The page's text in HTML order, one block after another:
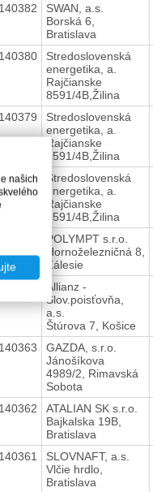
SWAN, a.s.
Borská 6,
Bratislava
Stredoslovenská
energetika, a.
Rajčianske
8591/4B,Žilina
Stredoslovenská
energetika, a.
Rajčianske
8591/4B,Žilina
Stredoslovenská
energetika, a.
Rajčianske
8591/4B,Žilina
POLYMPT s.r.o.
Hornoželezničná 8,
Zálesie
Allianz -
Slov.poisťovňa,
a.s.
Štúrova 7, Košice
GAZDA, s.r.o.
Jánošíkova
4989/2, Rimavská
Sobota
ATALIAN SK s.r.o.
Bajkalska 19B,
Bratislava
SLOVNAFT, a.s.
Vlčie hrdlo,
Bratislava
našich